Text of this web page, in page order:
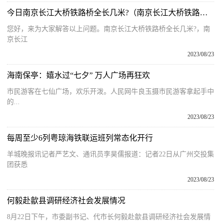
今日南京长江大桥铁路桥全长几米?（南京长江大桥铁路桥全长多少米）
您好，来为大家解答以上问题。南京长江大桥铁路桥全长几米?，南
京长江
2023/08/23
海南保亭：嬉水过“七夕” 万人广场再狂欢
市民游客在七仙广场，欢乐开泼。人民网牛良玉摄市民游客拿起手中
的...
2023/08/23
每周至少6列粤琼海铁联运班列常态化开行
羊城晚报讯记者严艺文、通讯员李昊儒报道：记者22日从广州交投集
团获悉
2023/08/23
何毅赴歙县调研经济社会发展情况
8月22日下午，市委副书记、代市长何毅赴歙县调研经济社会发展情